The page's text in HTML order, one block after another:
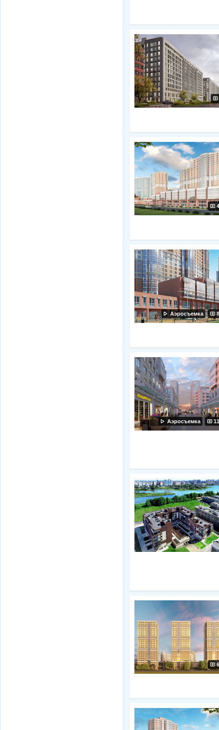
Аэросъемка
Аэросъемка